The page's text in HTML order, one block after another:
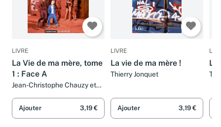
LIVRE
La Vie de ma mère, tome
1 : Face A
Jean-Christophe Chauzy et
Ajouter 3,19 €
LIVRE
La vie de ma mère !
Thierry Jonquet
Ajouter 3,19 €
La